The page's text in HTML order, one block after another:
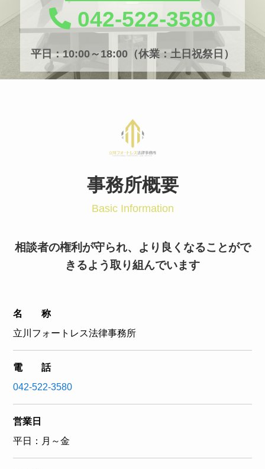
042-522-3580
平日：10:00～18:00（休業：土日祝祭日）
事務所概要
Basic Information
相談者の権利が守られ、より良くなることがで
きるよう取り組んでいます
名 称
立川フォートレス法律事務所
電 話
042-522-3580
営業日
平日：月～金